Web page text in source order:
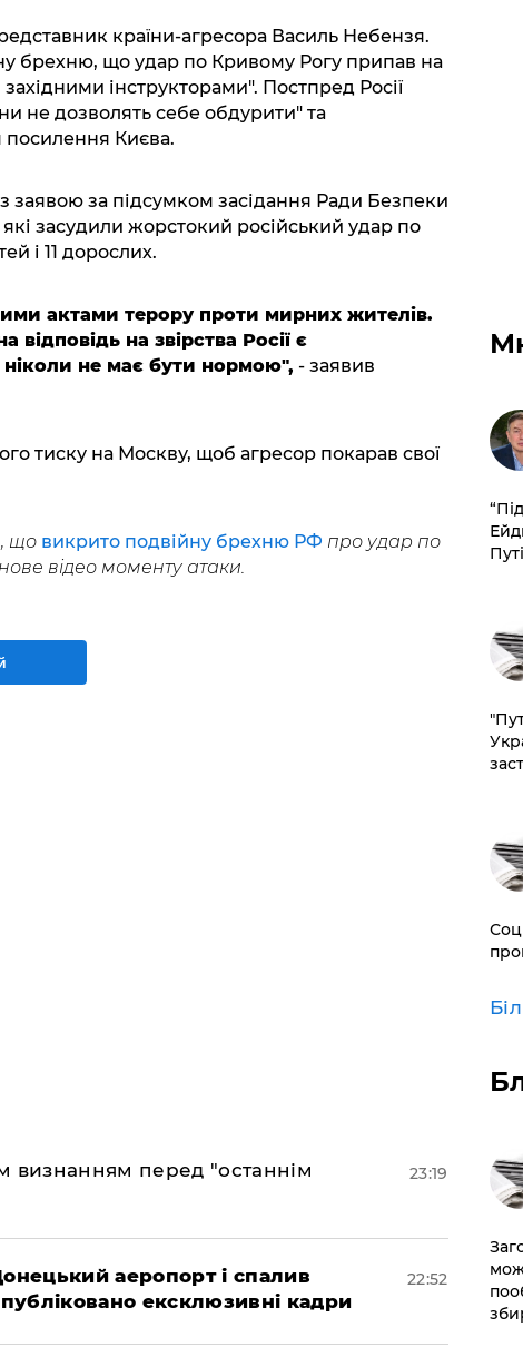
країни-агресора Василь Небензя.
брехню, що удар по Кривому Рогу припав на
інструкторами". Постпред Росії
не дозволять себе обдурити" та
посилення Києва.
заявою за підсумком засідання Ради Безпеки
засудили жорстокий російський удар по
і 11 дорослих.
актами терору проти мирних жителів.
на звірства Росії є
не має бути нормою", - заявив
тиску на Москву, щоб агресор покарав свої
що викрито подвійну брехню РФ про удар по
відео моменту атаки.
визнанням перед "останнім
23:19
аеропорт і спалив
ексклюзивні кадри
22:52